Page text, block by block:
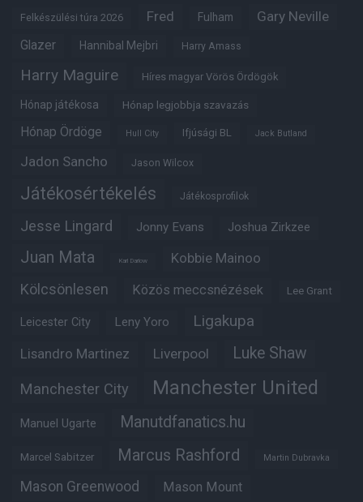
Felkészülési túra 2026 Fred Fulham Gary Neville
Glazer Hannibal Mejbri Harry Amass
Harry Maguire Híres magyar Vörös Ördögök
Hónap játékosa Hónap legjobbja szavazás
Hónap Ördöge Hull City Ifjúsági BL Jack Butland
Jadon Sancho Jason Wilcox
Játékosértékelés Játékosprofilok
Jesse Lingard Jonny Evans Joshua Zirkzee
Juan Mata Karl Darlow Kobbie Mainoo
Kölcsönlesen Közös meccsnézések Lee Grant
Leicester City Leny Yoro Ligakupa
Lisandro Martinez Liverpool Luke Shaw
Manchester City Manchester United
Manuel Ugarte Manutdfanatics.hu
Marcel Sabitzer Marcus Rashford Martin Dubravka
Mason Greenwood Mason Mount